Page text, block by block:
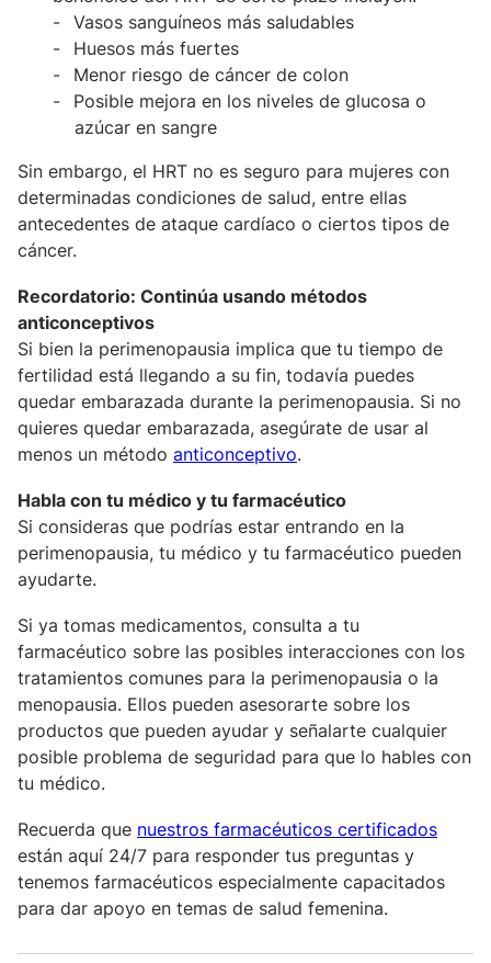
Vasos sanguíneos más saludables
Huesos más fuertes
Menor riesgo de cáncer de colon
Posible mejora en los niveles de glucosa o
azúcar en sangre
Sin embargo, el HRT no es seguro para mujeres con
determinadas condiciones de salud, entre ellas
antecedentes de ataque cardíaco o ciertos tipos de
cáncer.
Recordatorio: Continúa usando métodos
anticonceptivos
Si bien la perimenopausia implica que tu tiempo de
fertilidad está llegando a su fin, todavía puedes
quedar embarazada durante la perimenopausia. Si no
quieres quedar embarazada, asegúrate de usar al
menos un método anticonceptivo.
Habla con tu médico y tu farmacéutico
Si consideras que podrías estar entrando en la
perimenopausia, tu médico y tu farmacéutico pueden
ayudarte.
Si ya tomas medicamentos, consulta a tu
farmacéutico sobre las posibles interacciones con los
tratamientos comunes para la perimenopausia o la
menopausia. Ellos pueden asesorarte sobre los
productos que pueden ayudar y señalarte cualquier
posible problema de seguridad para que lo hables con
tu médico.
Recuerda que nuestros farmacéuticos certificados
están aquí 24/7 para responder tus preguntas y
tenemos farmacéuticos especialmente capacitados
para dar apoyo en temas de salud femenina.